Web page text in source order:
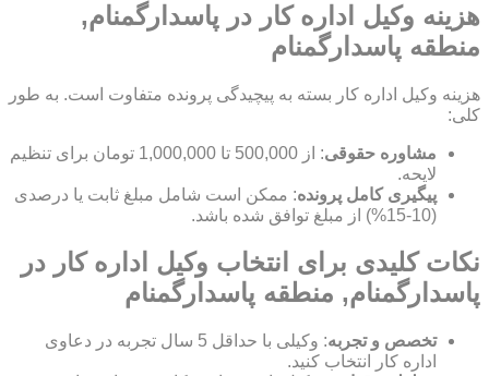
هزینه وکیل اداره کار در پاسدارگمنام,
منطقه پاسدارگمنام
هزینه وکیل اداره کار بسته به پیچیدگی پرونده متفاوت است. به طور
کلی:
مشاوره حقوقی
: از 500,000 تا 1,000,000 تومان برای تنظیم
لایحه.
پیگیری کامل پرونده: ممکن است شامل مبلغ ثابت یا درصدی
(10-15%) از مبلغ توافق شده باشد.
نکات کلیدی برای انتخاب وکیل اداره کار در
پاسدارگمنام, منطقه پاسدارگمنام
تخصص و تجربه
: وکیلی با حداقل 5 سال تجربه در دعاوی
اداره کار انتخاب کنید.